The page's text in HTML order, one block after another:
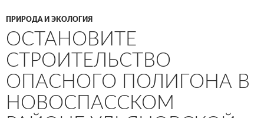
ПРИРОДА И ЭКОЛОГИЯ
ОСТАНОВИТЕ
СТРОИТЕЛЬСТВО
ОПАСНОГО ПОЛИГОНА В
НОВОСПАССКОМ